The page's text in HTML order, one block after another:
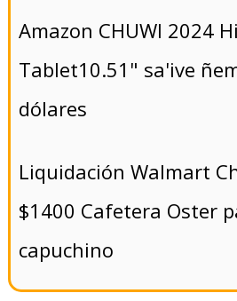
Amazon CHUWI 2024
Tablet10.51" sa'ive
dólares
Liquidación Walmart
$1400 Cafetera Oster
capuchino